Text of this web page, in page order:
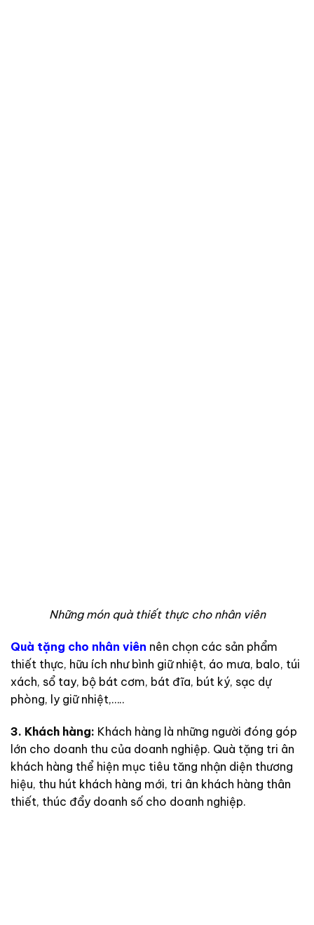
Những món quà thiết thực cho nhân viên
Quà tặng cho nhân viên nên chọn các sản phẩm
thiết thực, hữu ích như bình giữ nhiệt, áo mưa, balo, túi
xách, sổ tay, bộ bát cơm, bát đĩa, bút ký, sạc dự
phòng, ly giữ nhiệt,…..
3. Khách hàng: Khách hàng là những người đóng góp
lớn cho doanh thu của doanh nghiệp. Quà tặng tri ân
khách hàng thể hiện mục tiêu tăng nhận diện thương
hiệu, thu hút khách hàng mới, tri ân khách hàng thân
thiết, thúc đẩy doanh số cho doanh nghiệp.